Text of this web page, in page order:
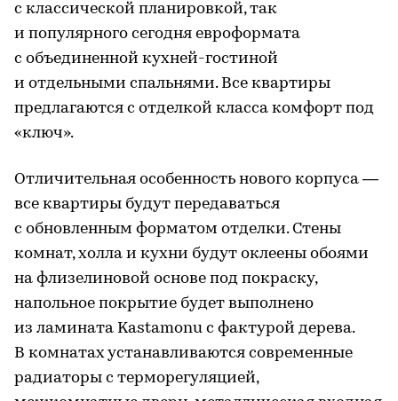
с классической планировкой, так
и популярного сегодня евроформата
с объединенной кухней-гостиной
и отдельными спальнями. Все квартиры
предлагаются с отделкой класса комфорт под
«ключ».
Отличительная особенность нового корпуса —
все квартиры будут передаваться
с обновленным форматом отделки. Стены
комнат, холла и кухни будут оклеены обоями
на флизелиновой основе под покраску,
напольное покрытие будет выполнено
из ламината Kastamonu с фактурой дерева.
В комнатах устанавливаются современные
радиаторы с терморегуляцией,